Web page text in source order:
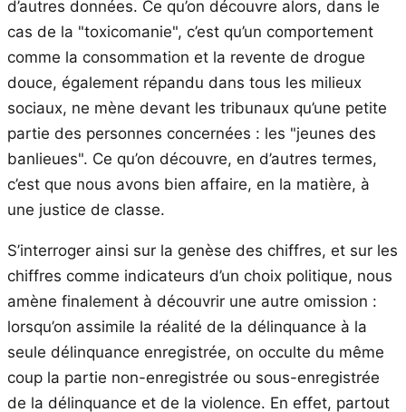
d’autres données. Ce qu’on découvre alors, dans le
cas de la "toxicomanie", c’est qu’un comportement
comme la consommation et la revente de drogue
douce, également répandu dans tous les milieux
sociaux, ne mène devant les tribunaux qu’une petite
partie des personnes concernées : les "jeunes des
banlieues". Ce qu’on découvre, en d’autres termes,
c’est que nous avons bien affaire, en la matière, à
une justice de classe.
S’interroger ainsi sur la genèse des chiffres, et sur les
chiffres comme indicateurs d’un choix politique, nous
amène finalement à découvrir une autre omission :
lorsqu’on assimile la réalité de la délinquance à la
seule délinquance enregistrée, on occulte du même
coup la partie non-enregistrée ou sous-enregistrée
de la délinquance et de la violence. En effet, partout